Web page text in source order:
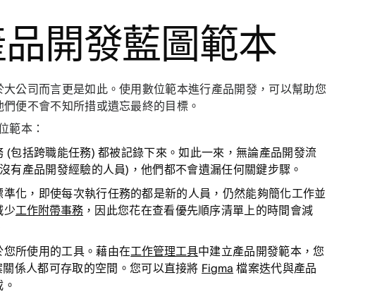
開發藍圖範本
公司而言更是如此。使用數位範本進行產品開發，可以幫助您
便不會不知所措或遺忘最終的目標。
範本：
(包括跨職能任務) 都被記錄下來。如此一來，無論產品開發流
有產品開發經驗的人員)，他們都不會遺漏任何關鍵步驟。
化，即使每次執行任務的都是新的人員，仍然能夠簡化工作並
少工作附帶事務，因此您花在查看優先順序清單上的時間會減
所使用的工具。藉由在工作管理工具中建立產品開發範本，您
係人都可存取的空間。您可以直接將 Figma 檔案迭代與產品